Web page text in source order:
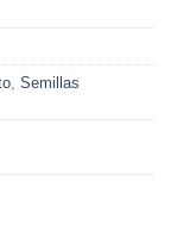
, Semillas